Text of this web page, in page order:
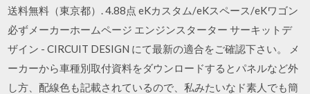
送料無料（東京都）. 4.88点 eKカスタム/eKスペース/eKワゴン
必ずメーカーホームページ エンジンスターター サーキットデ
ザイン - CIRCUIT DESIGN にて最新の適合をご確認下さい。 メ
ーカーから車種別取付資料をダウンロードするとパネルなど外
し方、配線色も記載されているので、私みたいなド素人でも簡